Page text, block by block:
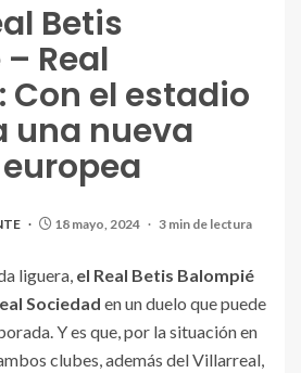
Betis
Real
Con el estadio
una nueva
18 mayo, 2024 3 min de lectura
liguera, el Real Betis Balompié
Sociedad en un duelo que puede
Y es que, por la situación en
clubes, además del Villarreal,